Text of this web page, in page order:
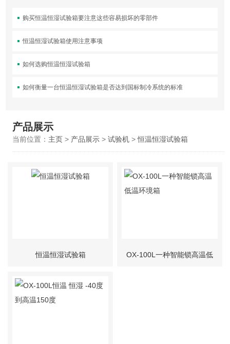
购买恒温恒湿试验箱要注意这些容易损坏的零部件
恒温恒湿试验箱使用注意事项
如何选购恒温恒湿试验箱
如何衡量一台恒温恒湿试验箱是否达到国标制冷系统的标准
产品展示
当前位置： 主页> 产品展示> 试验机>恒温恒湿试验箱
恒温恒湿试验箱 OX-100L一种智能锁高温低